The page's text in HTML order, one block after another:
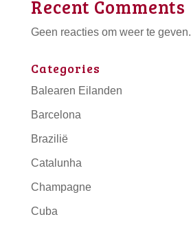
Recent Comments
Geen reacties om weer te geven.
Categories
Balearen Eilanden
Barcelona
Brazilië
Catalunha
Champagne
Cuba